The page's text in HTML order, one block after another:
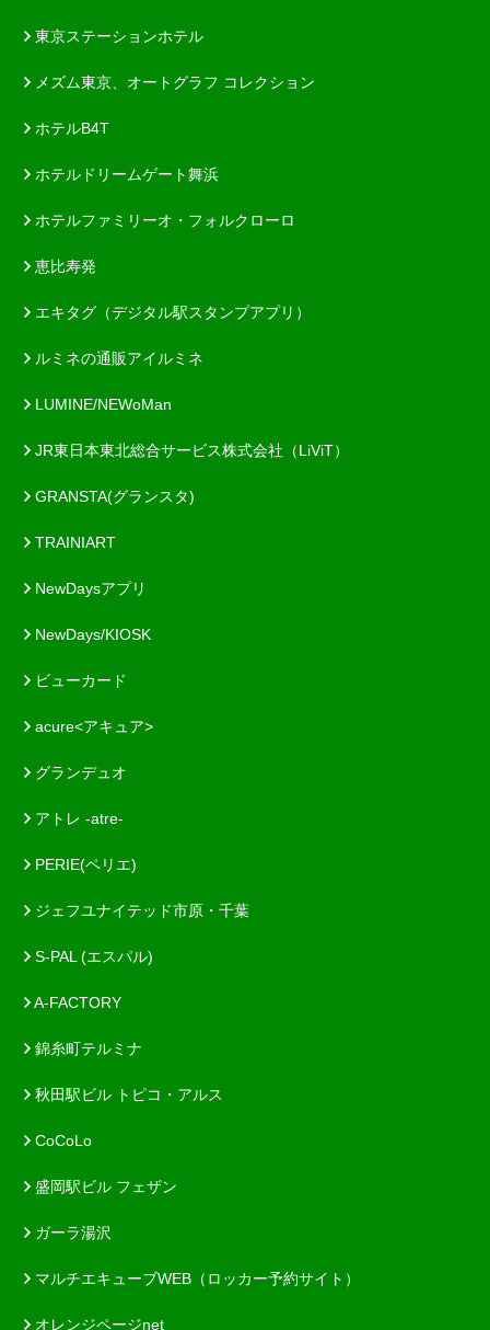
東京ステーションホテル
メズム東京、オートグラフ コレクション
ホテルB4T
ホテルドリームゲート舞浜
ホテルファミリーオ・フォルクローロ
恵比寿発
エキタグ（デジタル駅スタンプアプリ）
ルミネの通販アイルミネ
LUMINE/NEWoMan
JR東日本東北総合サービス株式会社（LiViT）
GRANSTA(グランスタ)
TRAINIART
NewDaysアプリ
NewDays/KIOSK
ビューカード
acure<アキュア>
グランデュオ
アトレ -atre-
PERIE(ペリエ)
ジェフユナイテッド市原・千葉
S-PAL (エスパル)
A-FACTORY
錦糸町テルミナ
秋田駅ビル トピコ・アルス
CoCoLo
盛岡駅ビル フェザン
ガーラ湯沢
マルチエキューブWEB（ロッカー予約サイト）
オレンジページnet